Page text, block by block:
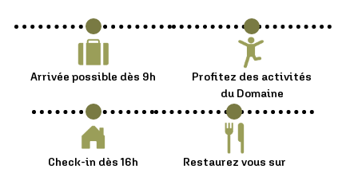
Arrivée possible dès 9h
Profitez des activités
du Domaine
Check-in dès 16h
Restaurez vous sur